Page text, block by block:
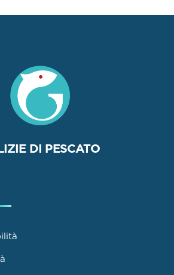
DI PESCATO